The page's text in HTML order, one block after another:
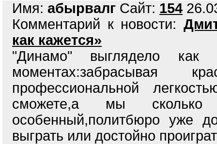
Имя: абырвалг Сайт: 154
Комментарий к новости:
как кажется»
"Динамо" выглядело
профессиональной
сможете,а мы
особенный,политбюро уже
выграть или достойно